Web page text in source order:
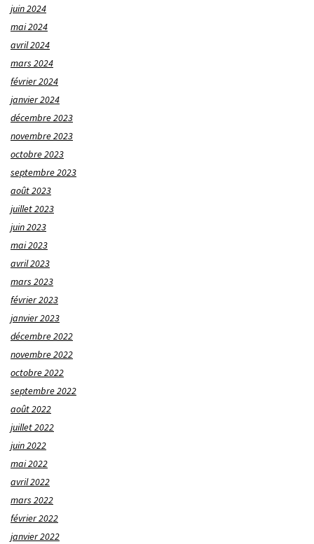
juin 2024
mai 2024
avril 2024
mars 2024
février 2024
janvier 2024
décembre 2023
novembre 2023
octobre 2023
septembre 2023
août 2023
juillet 2023
juin 2023
mai 2023
avril 2023
mars 2023
février 2023
janvier 2023
décembre 2022
novembre 2022
octobre 2022
septembre 2022
août 2022
juillet 2022
juin 2022
mai 2022
avril 2022
mars 2022
février 2022
janvier 2022